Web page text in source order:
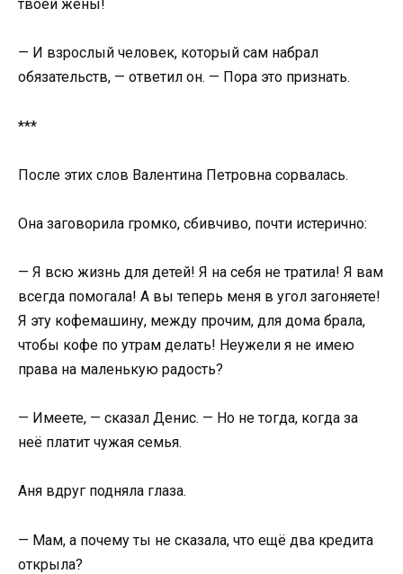
твоей жены!
— И взрослый человек, который сам набрал
обязательств, — ответил он. — Пора это признать.
***
После этих слов Валентина Петровна сорвалась.
Она заговорила громко, сбивчиво, почти истерично:
— Я всю жизнь для детей! Я на себя не тратила! Я вам
всегда помогала! А вы теперь меня в угол загоняете!
Я эту кофемашину, между прочим, для дома брала,
чтобы кофе по утрам делать! Неужели я не имею
права на маленькую радость?
— Имеете, — сказал Денис. — Но не тогда, когда за
неё платит чужая семья.
Аня вдруг подняла глаза.
— Мам, а почему ты не сказала, что ещё два кредита
открыла?